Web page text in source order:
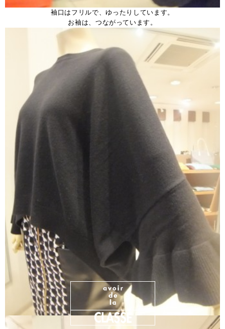
袖口はフリルで、ゆったりしています。
お袖は、つながっています。